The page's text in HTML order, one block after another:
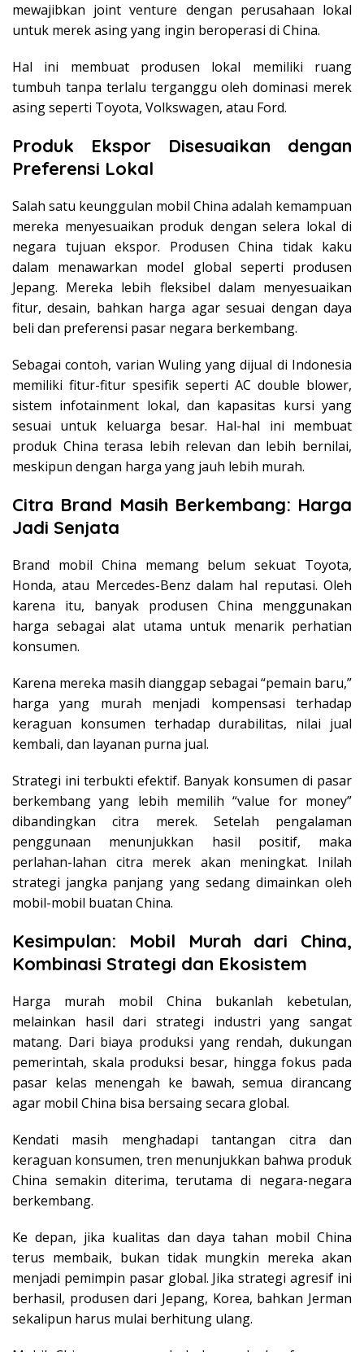
mewajibkan joint venture dengan perusahaan lokal
untuk merek asing yang ingin beroperasi di China.
Hal ini membuat produsen lokal memiliki ruang
tumbuh tanpa terlalu terganggu oleh dominasi merek
asing seperti Toyota, Volkswagen, atau Ford.
Produk Ekspor Disesuaikan dengan
Preferensi Lokal
Salah satu keunggulan mobil China adalah kemampuan
mereka menyesuaikan produk dengan selera lokal di
negara tujuan ekspor. Produsen China tidak kaku
dalam menawarkan model global seperti produsen
Jepang. Mereka lebih fleksibel dalam menyesuaikan
fitur, desain, bahkan harga agar sesuai dengan daya
beli dan preferensi pasar negara berkembang.
Sebagai contoh, varian Wuling yang dijual di Indonesia
memiliki fitur-fitur spesifik seperti AC double blower,
sistem infotainment lokal, dan kapasitas kursi yang
sesuai untuk keluarga besar. Hal-hal ini membuat
produk China terasa lebih relevan dan lebih bernilai,
meskipun dengan harga yang jauh lebih murah.
Citra Brand Masih Berkembang: Harga
Jadi Senjata
Brand mobil China memang belum sekuat Toyota,
Honda, atau Mercedes-Benz dalam hal reputasi. Oleh
karena itu, banyak produsen China menggunakan
harga sebagai alat utama untuk menarik perhatian
konsumen.
Karena mereka masih dianggap sebagai “pemain baru,”
harga yang murah menjadi kompensasi terhadap
keraguan konsumen terhadap durabilitas, nilai jual
kembali, dan layanan purna jual.
Strategi ini terbukti efektif. Banyak konsumen di pasar
berkembang yang lebih memilih “value for money”
dibandingkan citra merek. Setelah pengalaman
penggunaan menunjukkan hasil positif, maka
perlahan-lahan citra merek akan meningkat. Inilah
strategi jangka panjang yang sedang dimainkan oleh
mobil-mobil buatan China.
Kesimpulan: Mobil Murah dari China,
Kombinasi Strategi dan Ekosistem
Harga murah mobil China bukanlah kebetulan,
melainkan hasil dari strategi industri yang sangat
matang. Dari biaya produksi yang rendah, dukungan
pemerintah, skala produksi besar, hingga fokus pada
pasar kelas menengah ke bawah, semua dirancang
agar mobil China bisa bersaing secara global.
Kendati masih menghadapi tantangan citra dan
keraguan konsumen, tren menunjukkan bahwa produk
China semakin diterima, terutama di negara-negara
berkembang.
Ke depan, jika kualitas dan daya tahan mobil China
terus membaik, bukan tidak mungkin mereka akan
menjadi pemimpin pasar global. Jika strategi agresif ini
berhasil, produsen dari Jepang, Korea, bahkan Jerman
sekalipun harus mulai berhitung ulang.